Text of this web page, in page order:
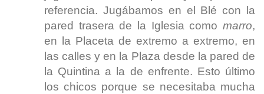
referencia. Jugábamos en el Blé con la
pared trasera de la Iglesia como marro,
en la Placeta de extremo a extremo, en
las calles y en la Plaza desde la pared de
la Quintina a la de enfrente. Esto último
los chicos porque se necesitaba mucha